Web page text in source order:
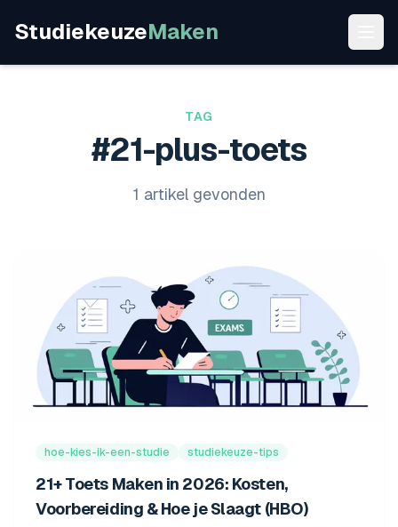
StudiekeuzeMaken
TAG
#21-plus-toets
1 artikel gevonden
hoe-kies-ik-een-studie studiekeuze-tips
21+ Toets Maken in 2026: Kosten,
Voorbereiding & Hoe je Slaagt (HBO)